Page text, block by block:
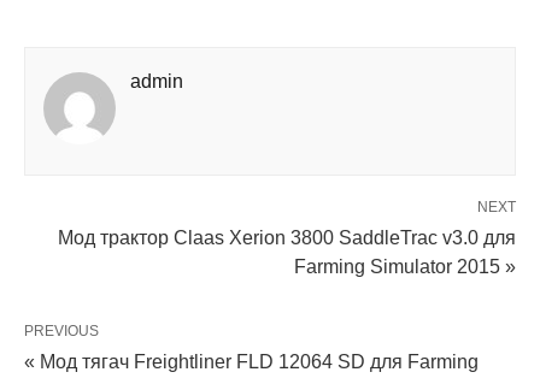
admin
NEXT
Мод трактор Claas Xerion 3800 SaddleTrac v3.0 для
Farming Simulator 2015 »
PREVIOUS
« Мод тягач Freightliner FLD 12064 SD для Farming